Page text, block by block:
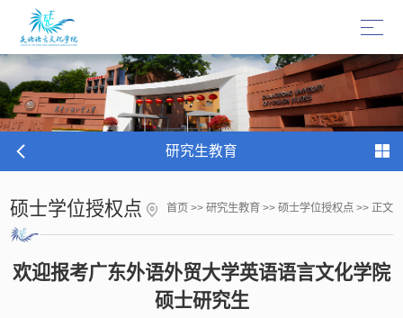
研究生教育
硕士学位授权点 首页 >> 研究生教育 >> 硕士学位授权点>> 正文
欢迎报考广东外语外贸大学英语语言文化学院
硕士研究生